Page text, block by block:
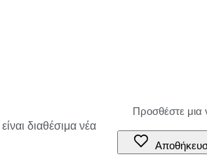
διαθέσιμα νέα